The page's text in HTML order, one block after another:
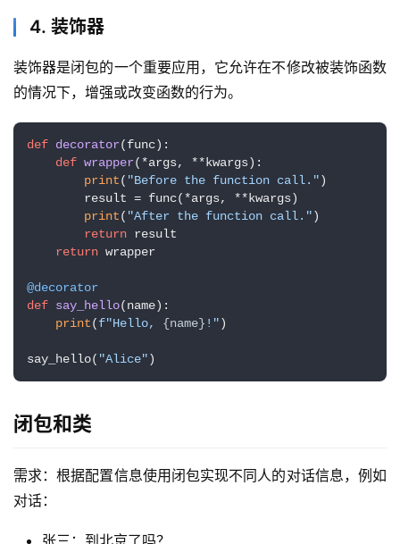
4. 装饰器
装饰器是闭包的一个重要应用，它允许在不修改被装饰函数
的情况下，增强或改变函数的行为。
def decorator(func):
def wrapper(*args, **kwargs):
print( "Before the function call.")
        result = func(*args, **kwargs)
print( "After the function call.")
return result
return wrapper
@decorator
def say_hello(name):
print(f"Hello, {name} !")
say_hello( "Alice")
闭包和类
需求：根据配置信息使用闭包实现不同人的对话信息，例如
对话：